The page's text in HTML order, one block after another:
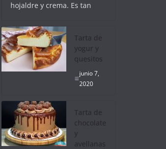
hojaldre y crema. Es tan
Tarta de
yogur y
quesitos
junio 7,
2020
Tarta de
chocolate
y
avellanas